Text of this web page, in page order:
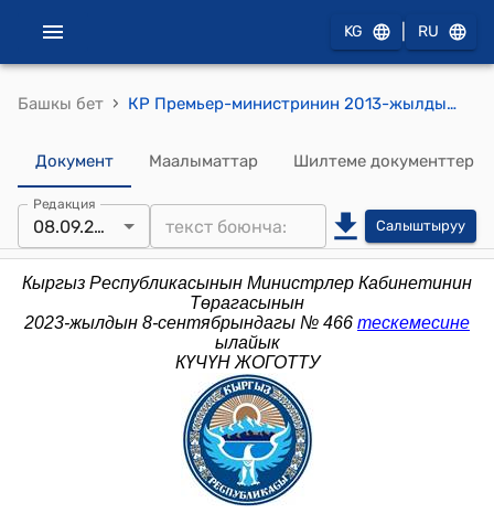
KG RU
Башкы бет › КР Премьер-министринин 2013-жылдын 15-июлундагы № 345 (Кыргыз Республикасынын Өкмөтүнө караштуу Мамлекеттик каттоо кызматынын коллегиясынын мүчөлөрүн бекитүү тууралуу) буйругу
Документ Маалыматтар Шилтеме документтер
Редакция
08.09.2023 Салыштыруу